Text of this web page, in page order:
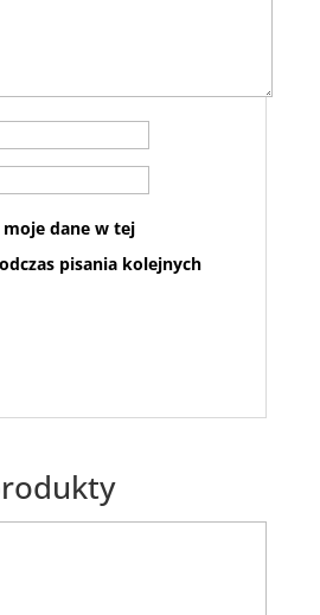
dane w tej
pisania kolejnych